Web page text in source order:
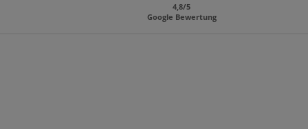
4,8/5
Google Bewertung